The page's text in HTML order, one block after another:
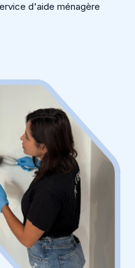
d'aide ménagère